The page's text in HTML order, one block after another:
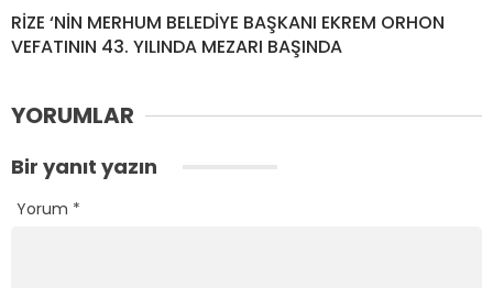
RİZE ‘NİN MERHUM BELEDİYE BAŞKANI EKREM ORHON
VEFATININ 43. YILINDA MEZARI BAŞINDA
YORUMLAR
Bir yanıt yazın
Yorum *